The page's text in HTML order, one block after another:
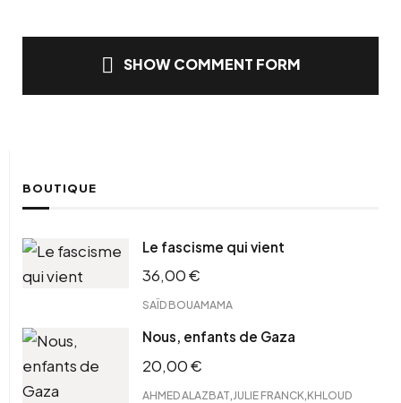
SHOW COMMENT FORM
BOUTIQUE
Le fascisme qui vient
36,00€
SAÏD BOUAMAMA
Nous, enfants de Gaza
20,00€
AHMED ALAZBAT JULIE FRANCK KHLOUD